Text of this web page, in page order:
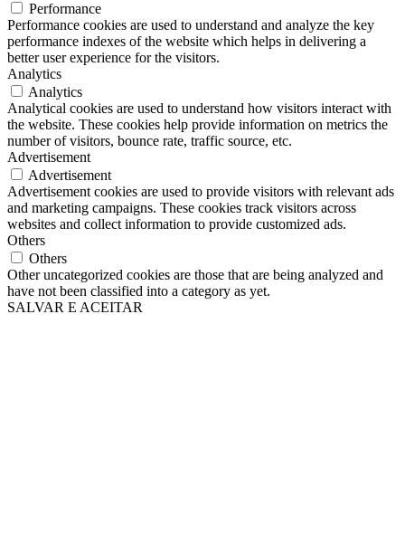
Performance
Performance cookies are used to understand and analyze the key
performance indexes of the website which helps in delivering a
better user experience for the visitors.
Analytics
Analytics
Analytical cookies are used to understand how visitors interact with
the website. These cookies help provide information on metrics the
number of visitors, bounce rate, traffic source, etc.
Advertisement
Advertisement
Advertisement cookies are used to provide visitors with relevant ads
and marketing campaigns. These cookies track visitors across
websites and collect information to provide customized ads.
Others
Others
Other uncategorized cookies are those that are being analyzed and
have not been classified into a category as yet.
SALVAR E ACEITAR